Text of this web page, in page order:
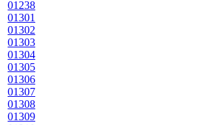
01238
01301
01302
01303
01304
01305
01306
01307
01308
01309